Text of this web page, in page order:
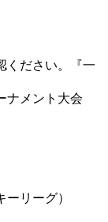
ください。『一
ナメント大会
リーグ）